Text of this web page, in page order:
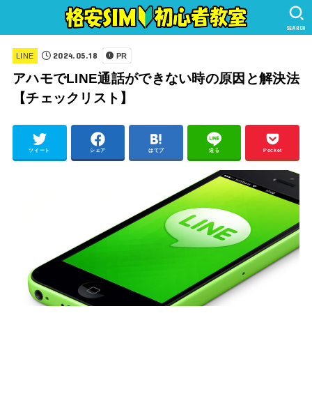
SEARCH
LINE 2024.05.18 PR
アハモでLINE通話ができない時の原因と解決法
【チェックリスト】
ツイート シェア はてブ 送る Pocket